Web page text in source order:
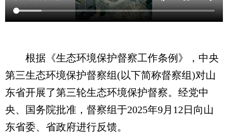
根据《生态环境保护督察工作条例》，中央
第三生态环境保护督察组(以下简称督察组)对山
东省开展了第三轮生态环境保护督察。经党中
央、国务院批准，督察组于2025年9月12日向山
东省委、省政府进行反馈。